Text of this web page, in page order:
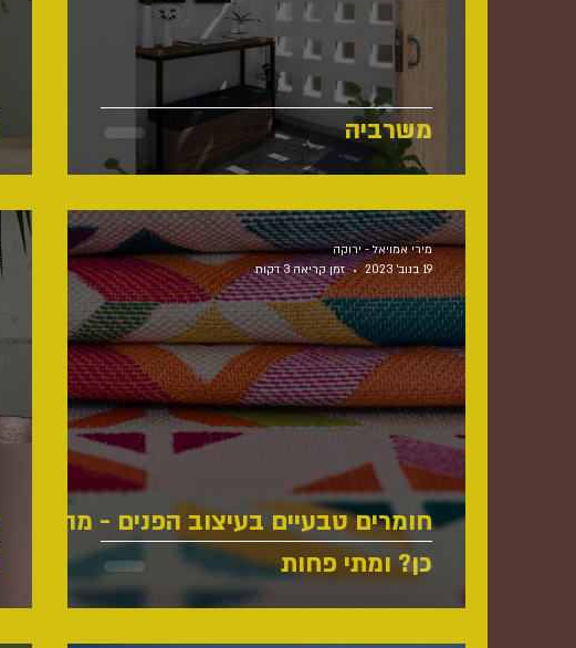
משרביה
חומרים טבעיים בעיצוב הפנים - מה
כן? ומתי פחות
מירי אמויאל - ירוקה
19 בנוב׳ 2023
זמן קריאה 3 דקות